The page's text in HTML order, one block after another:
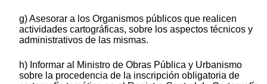
g) Asesorar a los Organismos públicos que realicen
actividades cartográficas, sobre los aspectos técnicos y
administrativos de las mismas.
h) Informar al Ministro de Obras Pública y Urbanismo
sobre la procedencia de la inscripción obligatoria de